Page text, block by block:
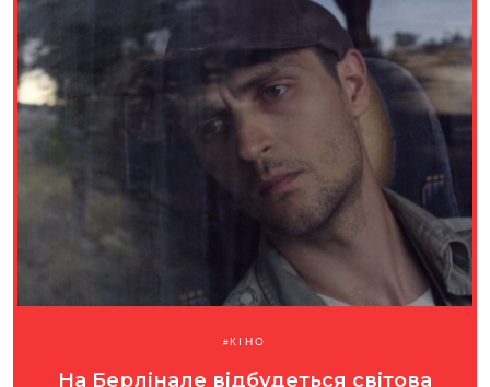
КІНО
На Берлінале відбудеться світова